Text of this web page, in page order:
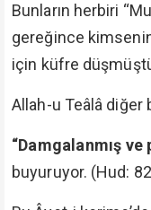
Bunların herbiri
gereğince
için küfre
Allah-u Teâlâ diğer
“Damgalanmış
buyuruyor. (Hud: